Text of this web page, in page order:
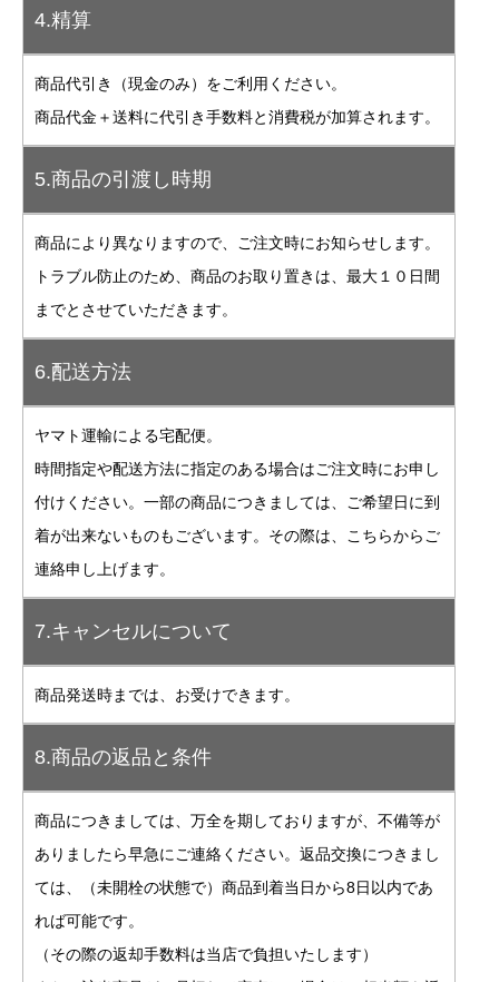
4.精算
商品代引き（現金のみ）をご利用ください。
商品代金＋送料に代引き手数料と消費税が加算されます。
5.商品の引渡し時期
商品により異なりますので、ご注文時にお知らせします。
トラブル防止のため、商品のお取り置きは、最大１０日間
までとさせていただきます。
6.配送方法
ヤマト運輸による宅配便。
時間指定や配送方法に指定のある場合はご注文時にお申し
付けください。一部の商品につきましては、ご希望日に到
着が出来ないものもございます。その際は、こちらからご
連絡申し上げます。
7.キャンセルについて
商品発送時までは、お受けできます。
8.商品の返品と条件
商品につきましては、万全を期しておりますが、不備等が
ありましたら早急にご連絡ください。返品交換につきまし
ては、（未開栓の状態で）商品到着当日から8日以内であ
れば可能です。
（その際の返却手数料は当店で負担いたします）